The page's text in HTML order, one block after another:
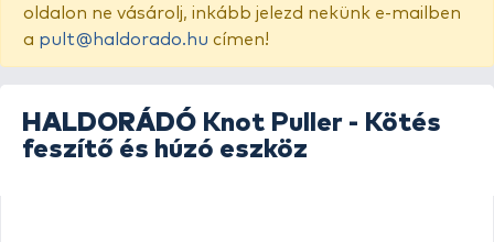
oldalon ne vásárolj, inkább jelezd nekünk e-mailben
a pult@haldorado.hu címen!
HALDORÁDÓ Knot Puller - Kötés
feszítő és húzó eszköz